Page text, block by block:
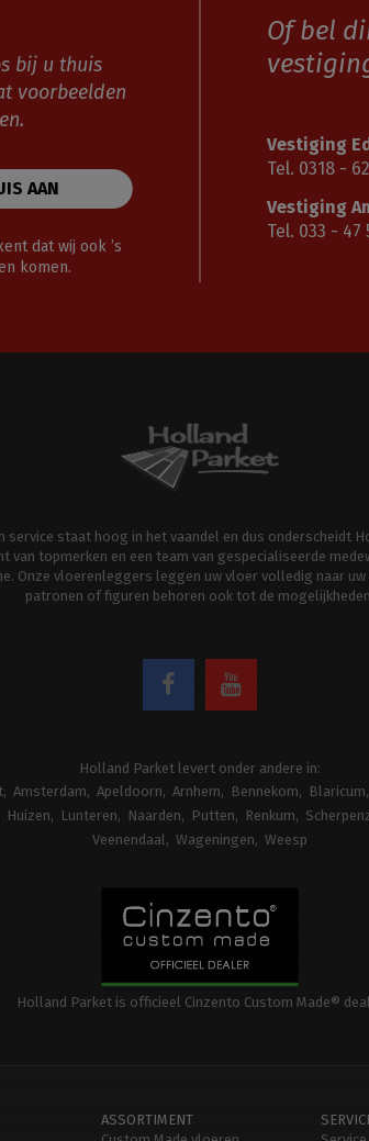
bij u thuis
voorbeelden
AAN
dat wij ook ’s
komen.
Of bel
Vestiging
Tel. 0318 -
Vestiging
Tel. 033 - 47
service staat hoog in het vaandel en dus onderscheidt
van topmerken en een team van gespecialiseerde
Onze vloerenleggers leggen uw vloer volledig naar uw
patronen of figuren behoren ook tot de
Holland Parket levert onder andere in:
Amsterdam Apeldoorn Arnhem Bennekom Blaricum
Huizen Lunteren Naarden Putten Renkum
Veenendaal
Wageningen Weesp
Holland Parket is officieel Cinzento Custom Made®
ASSORTIMENT